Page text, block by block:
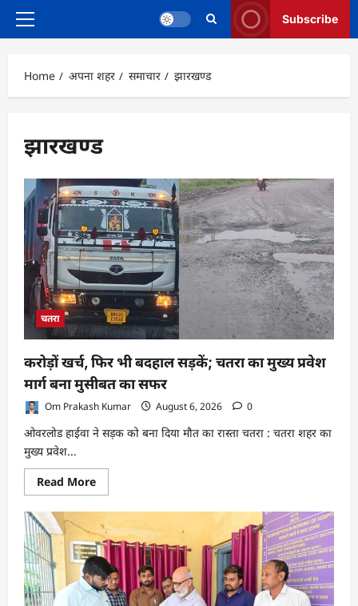
Primary
Subscribe
Home अपना शहर समाचार झारखण्ड
झारखण्ड
चतरा
करोड़ों खर्च, फिर भी बदहाल सड़कें; चतरा का मुख्य प्रवेश
मार्ग बना मुसीबत का सफर
Om Prakash Kumar August 6, 2026 0
ओवरलोड हाईवा ने सड़क को बना दिया मौत का रास्ता चतरा : चतरा शहर का
मुख्य प्रवेश...
Read MoreRead
more
करोड़ों
खर्च,
फिर
भी
बदहाल
सड़कें;
चतरा
का